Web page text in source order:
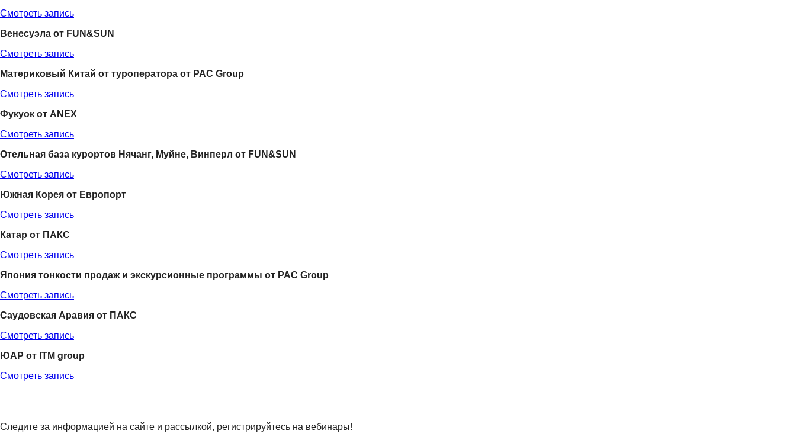
Смотреть запись
Венесуэла от FUN&SUN
Смотреть запись
Материковый Китай от туроператора от PAC Group
Смотреть запись
Фукуок от ANEX
Смотреть запись
Отельная база курортов Нячанг, Муйне, Винперл от FUN&SUN
Смотреть запись
Южная Корея от Европорт
Смотреть запись
Катар от ПАКС
Смотреть запись
Япония тонкости продаж и экскурсионные программы от PAC Group
Смотреть запись
Саудовская Аравия от ПАКС
Смотреть запись
ЮАР от ITM group
Смотреть запись
Следите за информацией на сайте и рассылкой, регистрируйтесь на вебинары!